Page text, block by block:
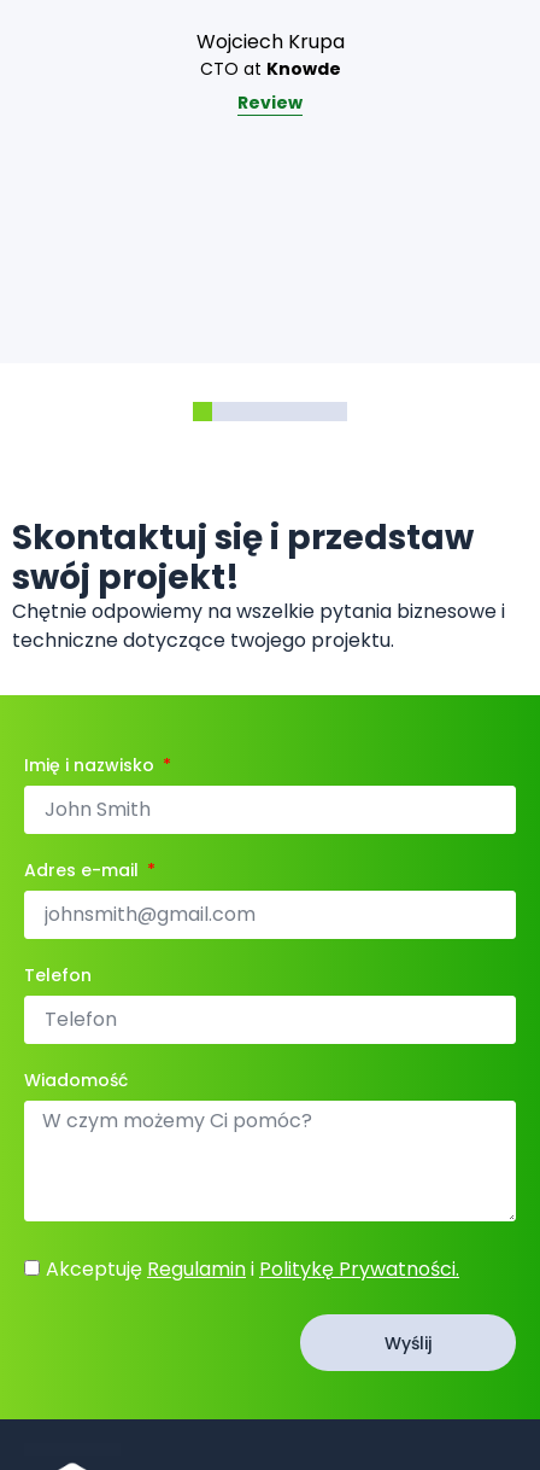
Wojciech Krupa
CTO at Knowde
Review
Skontaktuj się i przedstaw
swój projekt!
Chętnie odpowiemy na wszelkie pytania biznesowe i
techniczne dotyczące twojego projektu.
Imię i nazwisko
Adres e-mail
Telefon
Wiadomość
Akceptuję Regulamini Politykę Prywatności.
Wyślij